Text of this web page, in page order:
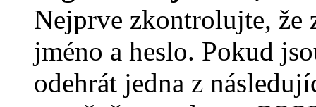
Nejprve zkontrolujte, že
jméno a heslo. Pokud
odehrát jedna z